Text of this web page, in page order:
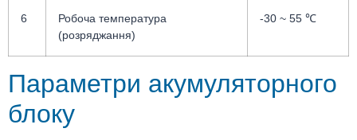
6
Робоча температура
(розряджання)
-30 ~ 55 ℃
Параметри акумуляторного
блоку